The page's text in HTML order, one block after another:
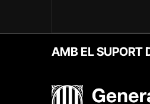
AMB EL SUPORT